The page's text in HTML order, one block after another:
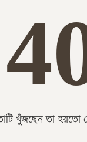
খুঁজছেন তা হয়তো